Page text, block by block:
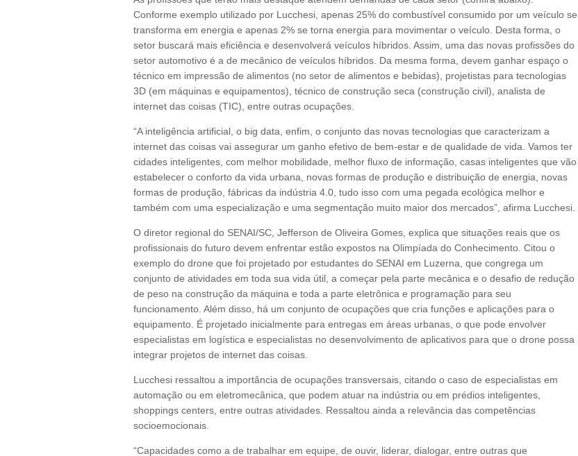
Conforme exemplo utilizado por Lucchesi, apenas 25% do combustível consumido por um veículo se
transforma em energia e apenas 2% se torna energia para movimentar o veículo. Desta forma, o
setor buscará mais eficiência e desenvolverá veículos híbridos. Assim, uma das novas profissões do
setor automotivo é a de mecânico de veículos híbridos. Da mesma forma, devem ganhar espaço o
técnico em impressão de alimentos (no setor de alimentos e bebidas), projetistas para tecnologias
3D (em máquinas e equipamentos), técnico de construção seca (construção civil), analista de
internet das coisas (TIC), entre outras ocupações.
“A inteligência artificial, o big data, enfim, o conjunto das novas tecnologias que caracterizam a
internet das coisas vai assegurar um ganho efetivo de bem-estar e de qualidade de vida. Vamos ter
cidades inteligentes, com melhor mobilidade, melhor fluxo de informação, casas inteligentes que vão
estabelecer o conforto da vida urbana, novas formas de produção e distribuição de energia, novas
formas de produção, fábricas da indústria 4.0, tudo isso com uma pegada ecológica melhor e
também com uma especialização e uma segmentação muito maior dos mercados”, afirma Lucchesi.
O diretor regional do SENAI/SC, Jefferson de Oliveira Gomes, explica que situações reais que os
profissionais do futuro devem enfrentar estão expostos na Olimpíada do Conhecimento. Citou o
exemplo do drone que foi projetado por estudantes do SENAI em Luzerna, que congrega um
conjunto de atividades em toda sua vida útil, a começar pela parte mecânica e o desafio de redução
de peso na construção da máquina e toda a parte eletrônica e programação para seu
funcionamento. Além disso, há um conjunto de ocupações que cria funções e aplicações para o
equipamento. É projetado inicialmente para entregas em áreas urbanas, o que pode envolver
especialistas em logística e especialistas no desenvolvimento de aplicativos para que o drone possa
integrar projetos de internet das coisas.
Lucchesi ressaltou a importância de ocupações transversais, citando o caso de especialistas em
automação ou em eletromecânica, que podem atuar na indústria ou em prédios inteligentes,
shoppings centers, entre outras atividades. Ressaltou ainda a relevância das competências
socioemocionais.
“Capacidades como a de trabalhar em equipe, de ouvir, liderar, dialogar, entre outras que